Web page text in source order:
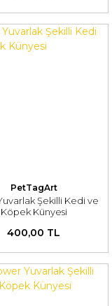
PetTagArt
Şekilli Kedi ve
Köpek Künyesi
400,00 TL